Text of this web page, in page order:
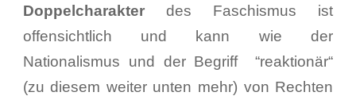
Doppelcharakterdes Faschismus ist
offensichtlich und kann wie der
Nationalismus und der Begriff “reaktionär“
(zu diesem weiter unten mehr) von Rechten